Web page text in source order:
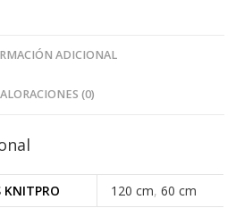
ADICIONAL
(0)
KNITPRO 120 cm,60 cm